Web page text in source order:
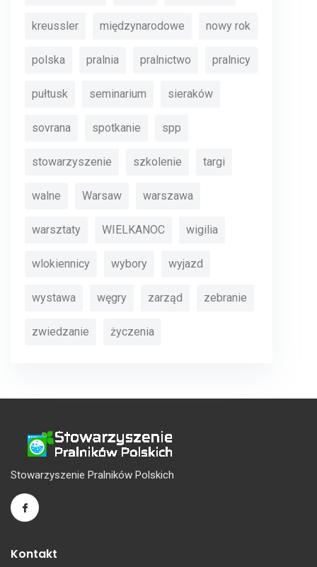
kreussler międzynarodowe nowy rok
polska pralnia pralnictwo pralnicy
pułtusk seminarium sieraków
sovrana spotkanie spp
stowarzyszenie szkolenie targi
walne Warsaw warszawa
warsztaty WIELKANOC wigilia
wlokiennicy wybory wyjazd
wystawa węgry zarząd zebranie
zwiedzanie życzenia
Stowarzyszenie Pralników Polskich
Kontakt